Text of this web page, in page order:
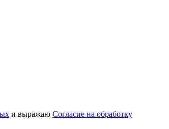
и выражаю Согласие на обработку